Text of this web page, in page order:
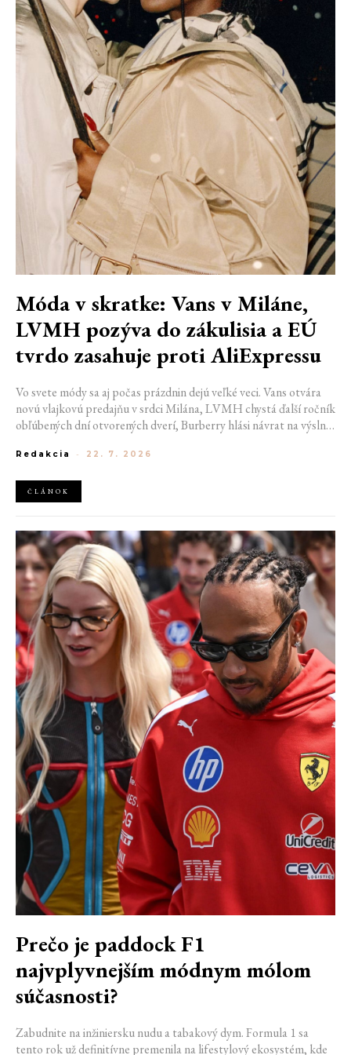
Móda v skratke: Vans v Miláne,
LVMH pozýva do zákulisia a EÚ
tvrdo zasahuje proti AliExpressu
Vo svete módy sa aj počas prázdnin dejú veľké veci. Vans otvára
novú vlajkovú predajňu v srdci Milána, LVMH chystá ďalší ročník
obľúbených dní otvorených dverí, Burberry hlási návrat na výslnie
platforme AliExpress.
Redakcia - 22. 7. 2026
ČLÁNOK
Prečo je paddock F1
najvplyvnejším módnym mólom
súčasnosti?
Zabudnite na inžiniersku nudu a tabakový dym. Formula 1 sa
tento rok už definitívne premenila na lifestylový ekosystém, kde